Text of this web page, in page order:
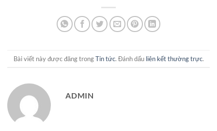
Bài viết này được đăng trongTin tức. Đánh dấu liên kết thường trực.
ADMIN